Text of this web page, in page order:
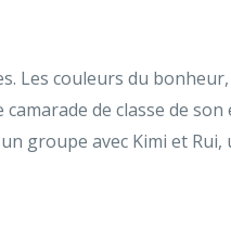
Les couleurs du bonheur,
de classe de
groupe avec Kimi et